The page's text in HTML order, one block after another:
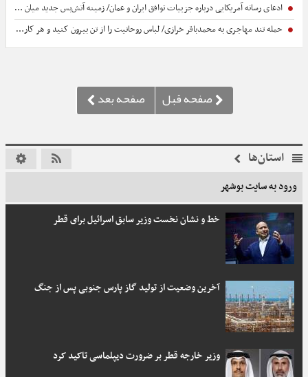
ادعای رسانه آمریکایی درباره جزییات توافق ایران و عمان/ زمینه آتش‌بس جدید میان واشنگتن و تهران فراهم می‌شود
حمله تند مهاجری به محمدباقر خرازی/ لباس روحانیت را از تن بیرون کنید و هر کار زشتی می خواهید انجام دهید/ لااقل دین خدا را آلوده نکنید
استان‌ها
ورود به سایت بوشهر
خط و نشان نخست وزیر سابق اسرائیل برای قطر
آخرین وضعیت از تولید گاز پارس جنوبی پس از جنگ
وزیر خارجه قطر بر ضرورت دیپلماسی تاکید کرد